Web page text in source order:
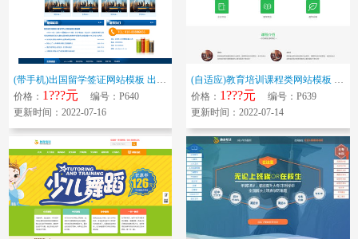
(带手机)出国留学签证网站模板 出国留学签证服务机构网站源码下载
价格： 1???元 编号：P640
更新时间：2022-07-16
(自适应)教育培训课程类网站模板 绿色教育培训机构网站源码下载
价格： 1???元 编号：P639
更新时间：2022-07-14